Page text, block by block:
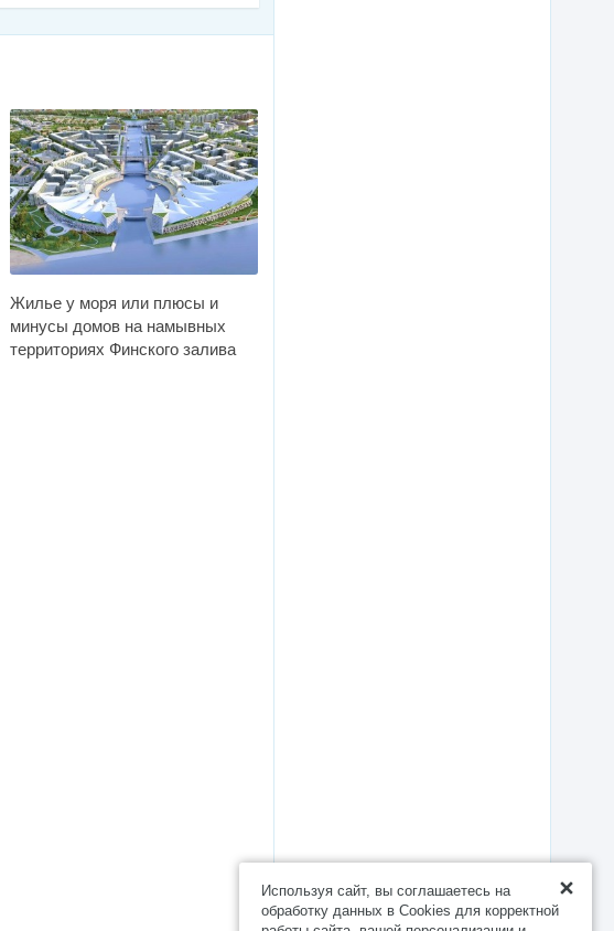
Жилье у моря или плюсы и
минусы домов на намывных
территориях Финского залива
Используя сайт, вы соглашаетесь на
обработку данных в Cookies для корректной